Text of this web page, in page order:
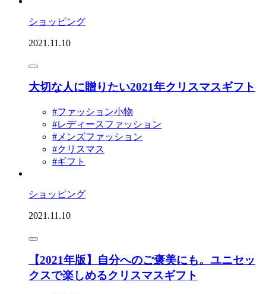
ショッピング
2021.11.10
大切な人に贈りたい2021年クリスマスギフト
#ファッション小物
#レディースファッション
#メンズファッション
#クリスマス
#ギフト
ショッピング
2021.11.10
【2021年版】自分へのご褒美にも。ユニセッ
クスで楽しめるクリスマスギフト